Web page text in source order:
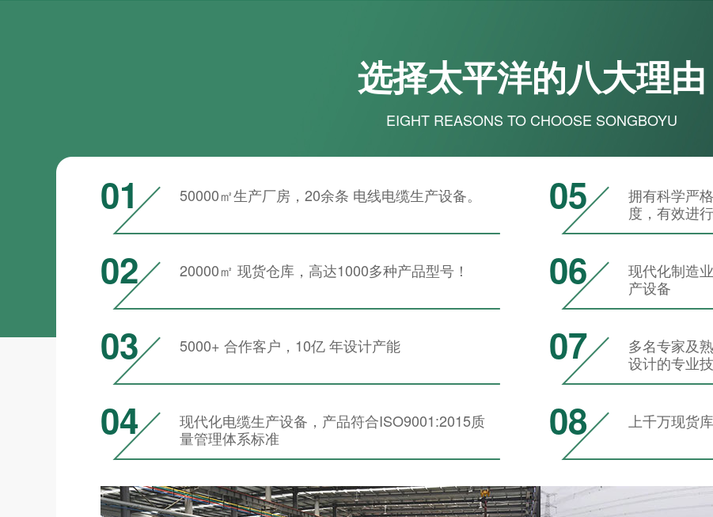
选择太平洋的八大理由
EIGHT REASONS TO CHOOSE SONGBOYU
01 50000㎡生产厂房，20余条 电线电缆生产设备。
02 20000㎡ 现货仓库，高达1000多种产品型号！
03 5000+ 合作客户，10亿 年设计产能
04
现代化电缆生产设备，产品符合ISO9001:2015质
量管理体系标准
05
拥有科学严
度，有效进
06
现代化制造
产设备
07
多名专家及
设计的专业
08 上千万现货